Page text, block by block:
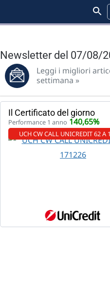
Newsletter del 07/08/
Leggi i migliori
settimana »
Il Certificato del giorno
Performance 1 anno 140,65%
UCH CW CALL UNICREDIT 62 A